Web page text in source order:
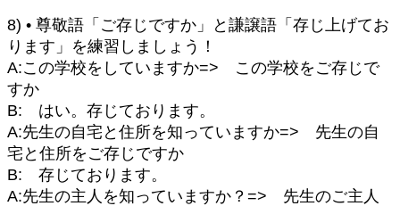
8) • 尊敬語「ご存じですか」と謙譲語「存じ上げてお
ります」を練習しましょう！
A:この学校をしていますか=> この学校をご存じで
すか
B: はい。存じております。
A:先生の自宅と住所を知っていますか=> 先生の自
宅と住所をご存じですか
B: 存じております。
A:先生の主人を知っていますか？=> 先生のご主人